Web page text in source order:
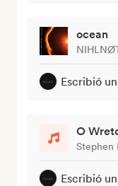
ocean
Escribió
O
Stephen
Escribió